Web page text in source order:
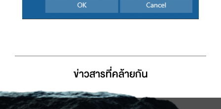
ข่าวสารที่่คล้ายกัน